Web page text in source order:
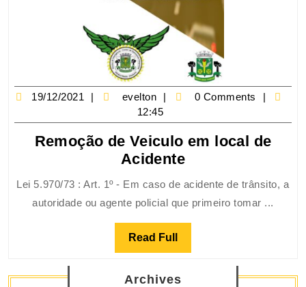
19/12/2021 evelton
0 Comments
12:45
Remoção de Veiculo em local de
Acidente
Lei 5.970/73 : Art. 1º - Em caso de acidente de trânsito, a
autoridade ou agente policial que primeiro tomar ...
Read Full
Archives